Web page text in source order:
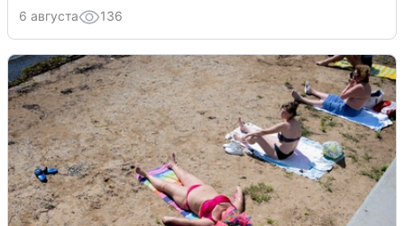
6 августа 136